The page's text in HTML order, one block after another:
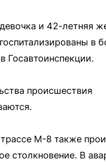
и 42-летняя
в
Госавтоинспекции.
происшествия
трассе М-8 также
столкновение. В